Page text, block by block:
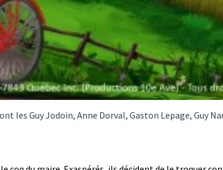
Guy Jodoin, Anne Dorval, Gaston Lepage, Guy